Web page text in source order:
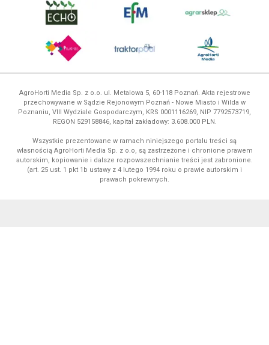
AgroHorti Media Sp. z o.o. ul. Metalowa 5, 60-118 Poznań. Akta rejestrowe
przechowywane w Sądzie Rejonowym Poznań - Nowe Miasto i Wilda w
Poznaniu, VIII Wydziale Gospodarczym, KRS 0001116269, NIP 7792573719,
REGON 529158846, kapitał zakładowy: 3.608.000 PLN.
Wszystkie prezentowane w ramach niniejszego portalu treści są
własnością AgroHorti Media Sp. z o.o, są zastrzeżone i chronione prawem
autorskim, kopiowanie i dalsze rozpowszechnianie treści jest zabronione.
(art. 25 ust. 1 pkt 1b ustawy z 4 lutego 1994 roku o prawie autorskim i
prawach pokrewnych.